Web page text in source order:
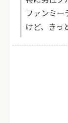
ファンミー
けど、きっ